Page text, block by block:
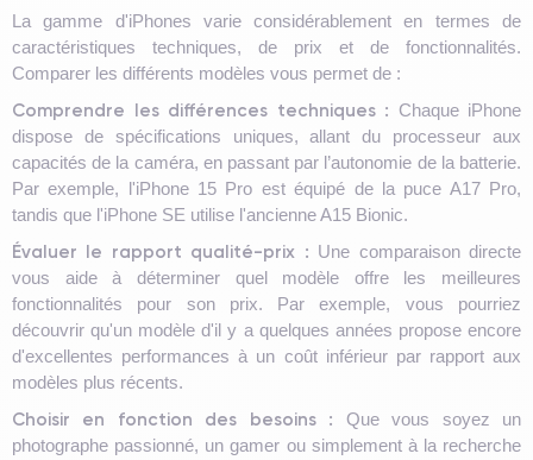
La gamme d'iPhones varie considérablement en termes de
caractéristiques techniques, de prix et de fonctionnalités.
Comparer les différents modèles vous permet de :
Comprendre les différences techniques : Chaque iPhone
dispose de spécifications uniques, allant du processeur aux
capacités de la caméra, en passant par l’autonomie de la batterie.
Par exemple, l'iPhone 15 Pro est équipé de la puce A17 Pro,
tandis que l'iPhone SE utilise l'ancienne A15 Bionic.
Évaluer le rapport qualité-prix : Une comparaison directe
vous aide à déterminer quel modèle offre les meilleures
fonctionnalités pour son prix. Par exemple, vous pourriez
découvrir qu'un modèle d'il y a quelques années propose encore
d'excellentes performances à un coût inférieur par rapport aux
modèles plus récents.
Choisir en fonction des besoins : Que vous soyez un
photographe passionné, un gamer ou simplement à la recherche